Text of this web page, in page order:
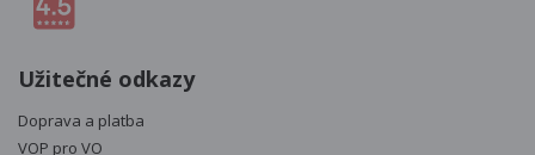
Užitečné odkazy
Doprava a platba
VOP pro VO